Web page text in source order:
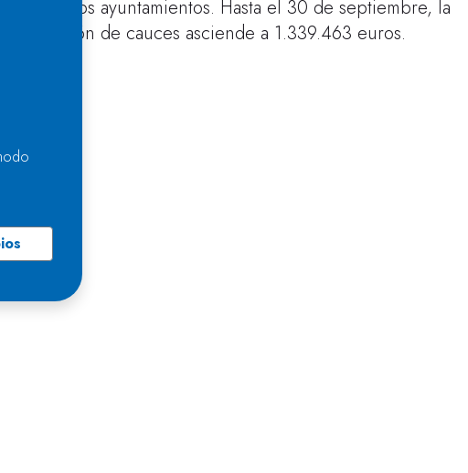
propios ayuntamientos. Hasta el 30 de septiembre, la
de cauces asciende a 1.339.463 euros.